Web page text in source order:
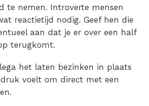
te nemen. Introverte mensen
reactietijd nodig. Geef hen die
aan dat je er over een half
terugkomt.
het laten bezinken in plaats
voelt om direct met een